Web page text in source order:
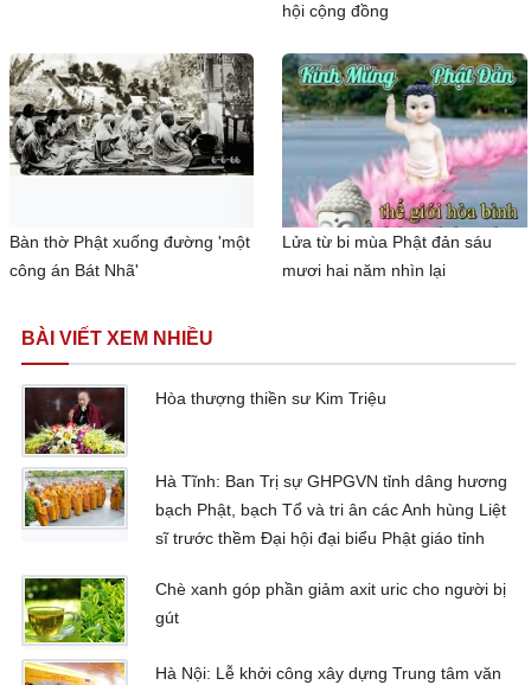
hội cộng đồng
Bàn thờ Phật xuống đường 'một
công án Bát Nhã'
Lửa từ bi mùa Phật đản sáu
mươi hai năm nhìn lại
BÀI VIẾT XEM NHIỀU
Hòa thượng thiền sư Kim Triệu
Hà Tĩnh: Ban Trị sự GHPGVN tỉnh dâng hương
bạch Phật, bạch Tổ và tri ân các Anh hùng Liệt
sĩ trước thềm Đại hội đại biểu Phật giáo tỉnh
Chè xanh góp phần giảm axit uric cho người bị
gút
Hà Nội: Lễ khởi công xây dựng Trung tâm văn